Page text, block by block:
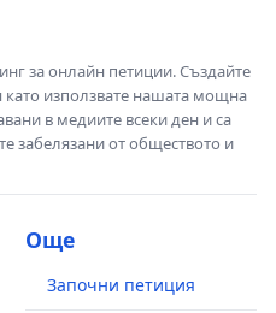
за онлайн петиции. Създайте
използвате нашата мощна
в медиите всеки ден и са
забелязани от обществото и
Още
Започни петиция